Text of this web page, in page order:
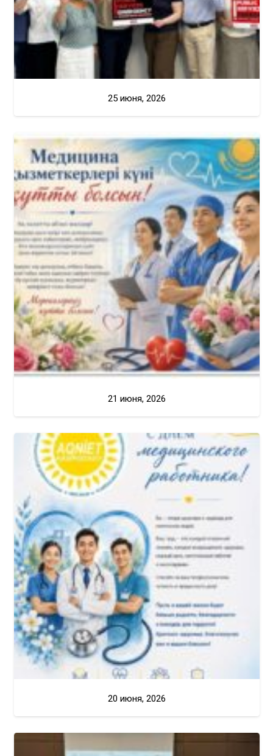
25 июня, 2026
21 июня, 2026
20 июня, 2026